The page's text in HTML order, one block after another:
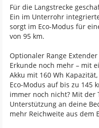
Für die Langstrecke
Ein im Unterrohr
sorgt im Eco-Modus für
von 95 km.
Optionaler Range Extender
Erkunde noch mehr – mit
Akku mit 160 Wh
Eco-Modus auf bis zu 145
immer noch nicht? Mit der
Unterstützung an deine
mehr Reichweite aus dem